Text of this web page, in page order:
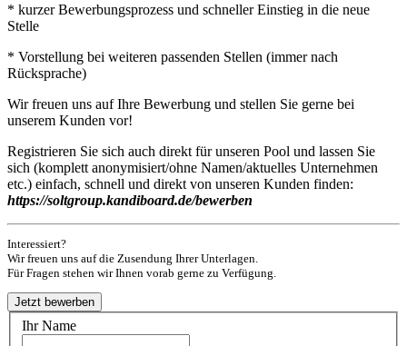
* kurzer Bewerbungsprozess und schneller Einstieg in die neue
Stelle
* Vorstellung bei weiteren passenden Stellen (immer nach
Rücksprache)
Wir freuen uns auf Ihre Bewerbung und stellen Sie gerne bei
unserem Kunden vor!
Registrieren Sie sich auch direkt für unseren Pool und lassen Sie
sich (komplett anonymisiert/ohne Namen/aktuelles Unternehmen
etc.) einfach, schnell und direkt von unseren Kunden finden:
https://soltgroup.kandiboard.de/bewerben
Interessiert?
Wir freuen uns auf die Zusendung Ihrer Unterlagen.
Für Fragen stehen wir Ihnen vorab gerne zu Verfügung.
Ihr Name